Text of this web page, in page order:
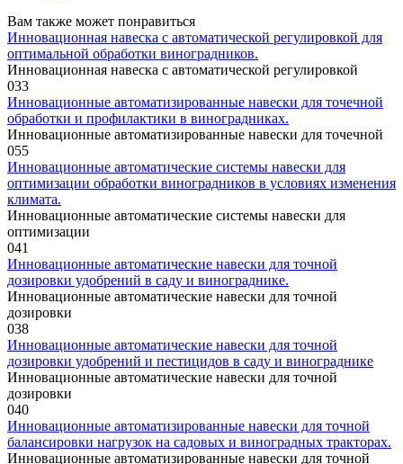
Вам также может понравиться
Инновационная навеска с автоматической регулировкой для
оптимальной обработки виноградников.
Инновационная навеска с автоматической регулировкой
033
Инновационные автоматизированные навески для точечной
обработки и профилактики в виноградниках.
Инновационные автоматизированные навески для точечной
055
Инновационные автоматические системы навески для
оптимизации обработки виноградников в условиях изменения
климата.
Инновационные автоматические системы навески для
оптимизации
041
Инновационные автоматические навески для точной
дозировки удобрений в саду и винограднике.
Инновационные автоматические навески для точной
дозировки
038
Инновационные автоматические навески для точной
дозировки удобрений и пестицидов в саду и винограднике
Инновационные автоматические навески для точной
дозировки
040
Инновационные автоматизированные навески для точной
балансировки нагрузок на садовых и виноградных тракторах.
Инновационные автоматизированные навески для точной